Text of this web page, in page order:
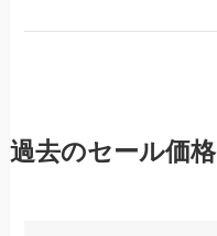
過去のセール価格